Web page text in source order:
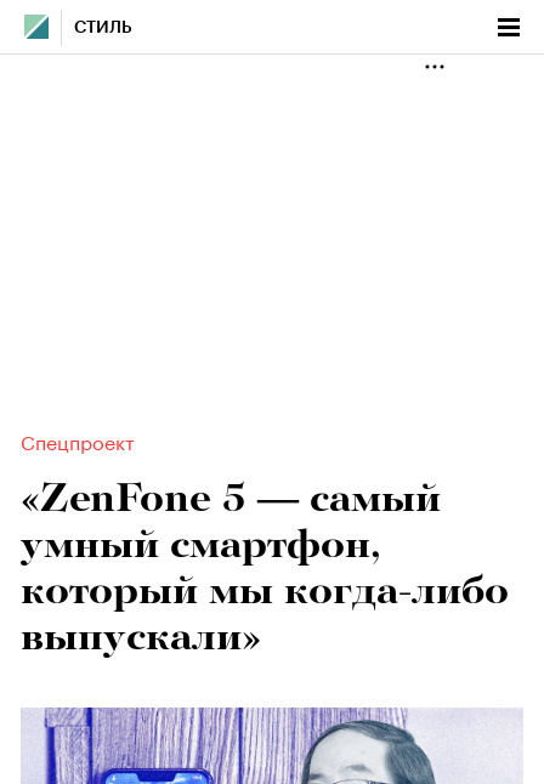
СТИЛЬ
Спецпроект
«ZenFone 5 — самый
умный смартфон,
который мы когда-либо
выпускали»